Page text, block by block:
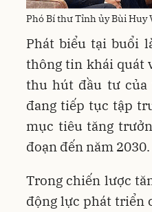
Phó Bí thư Tỉnh ủy Bùi Huy
Phát biểu tại buổi
thông tin khái quát
thu hút đầu tư của
đang tiếp tục tập
mục tiêu tăng
đoạn đến năm 2030.
Trong chiến lược
động lực phát triển